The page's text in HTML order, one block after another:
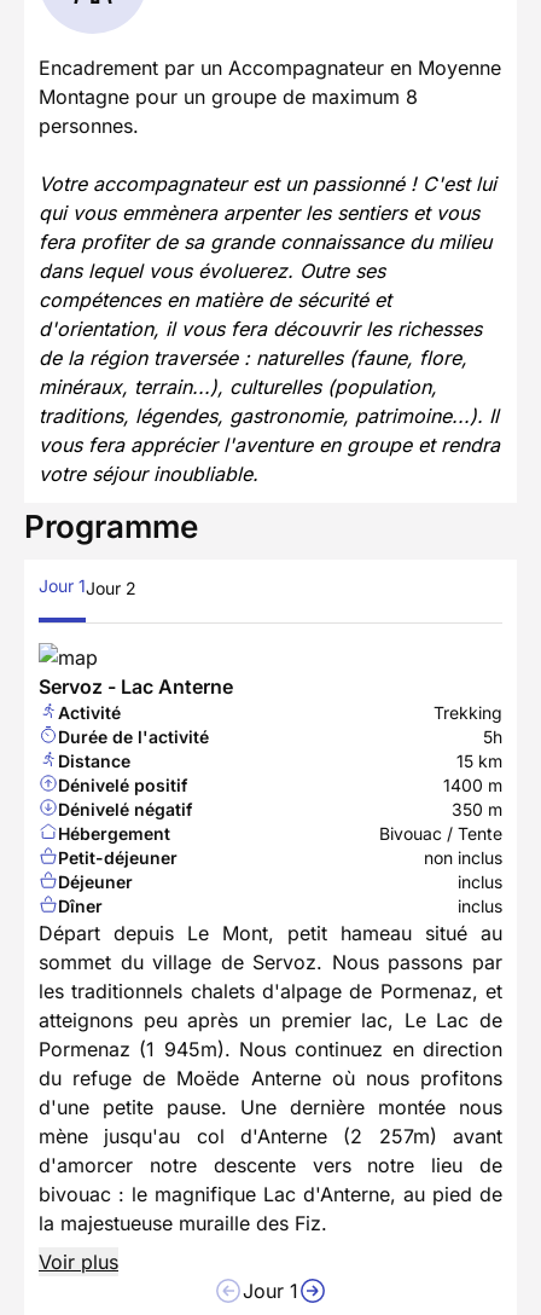
Encadrement par un Accompagnateur en Moyenne
Montagne pour un groupe de maximum 8
personnes.
Votre accompagnateur est un passionné ! C'est lui
qui vous emmènera arpenter les sentiers et vous
fera profiter de sa grande connaissance du milieu
dans lequel vous évoluerez. Outre ses
compétences en matière de sécurité et
d'orientation, il vous fera découvrir les richesses
de la région traversée : naturelles (faune, flore,
minéraux, terrain...), culturelles (population,
traditions, légendes, gastronomie, patrimoine...). Il
vous fera apprécier l'aventure en groupe et rendra
votre séjour inoubliable.
Programme
Jour 1Jour 2
Servoz - Lac Anterne
Activité
Trekking
Durée de l'activité
5h
Distance
15 km
Dénivelé positif
1400 m
Dénivelé négatif
350 m
Hébergement
Bivouac / Tente
Petit-déjeuner
non inclus
Déjeuner
inclus
Dîner
inclus
Départ depuis Le Mont, petit hameau situé au
sommet du village de Servoz. Nous passons par
les traditionnels chalets d'alpage de Pormenaz, et
atteignons peu après un premier lac, Le Lac de
Pormenaz (1 945m). Nous continuez en direction
du refuge de Moëde Anterne où nous profitons
d'une petite pause. Une dernière montée nous
mène jusqu'au col d'Anterne (2 257m) avant
d'amorcer notre descente vers notre lieu de
bivouac : le magnifique Lac d'Anterne, au pied de
la majestueuse muraille des Fiz.
Voir plus
Jour 1